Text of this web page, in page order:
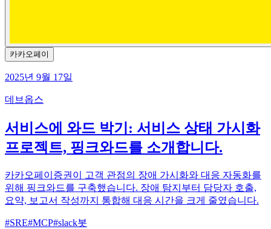
카카오페이
2025년 9월 17일
데브옵스
서비스에 와드 박기: 서비스 상태 가시화
프로젝트, 핑크와드를 소개합니다.
카카오페이증권이 고객 관점의 장애 가시화와 대응 자동화를
위해 핑크와드를 구축했습니다. 장애 탐지부터 담당자 호출,
요약, 보고서 작성까지 통합해 대응 시간을 크게 줄였습니다.
#SRE#MCP#slack봇